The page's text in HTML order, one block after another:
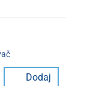
Dodaj